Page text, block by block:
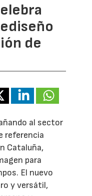
de
al sector
referencia
Cataluña,
para
El nuevo
y versátil,